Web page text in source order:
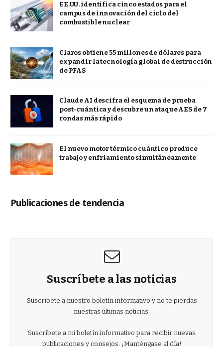
EE.UU. identifica cinco estados para el
campus de innovación del ciclo del
combustible nuclear
Claros obtiene 55 millones de dólares para
expandir la tecnología global de destrucción
de PFAS
Claude AI descifra el esquema de prueba
post-cuántica y descubre un ataque AES de 7
rondas más rápido
El nuevo motor térmico cuántico produce
trabajo y enfriamiento simultáneamente
Publicaciones de tendencia
Suscríbete a las noticias
Suscríbete a nuestro boletín informativo y no te pierdas
nuestras últimas noticias.
Suscríbete a mi boletín informativo para recibir nuevas
publicaciones y consejos. ¡Manténgase al día!